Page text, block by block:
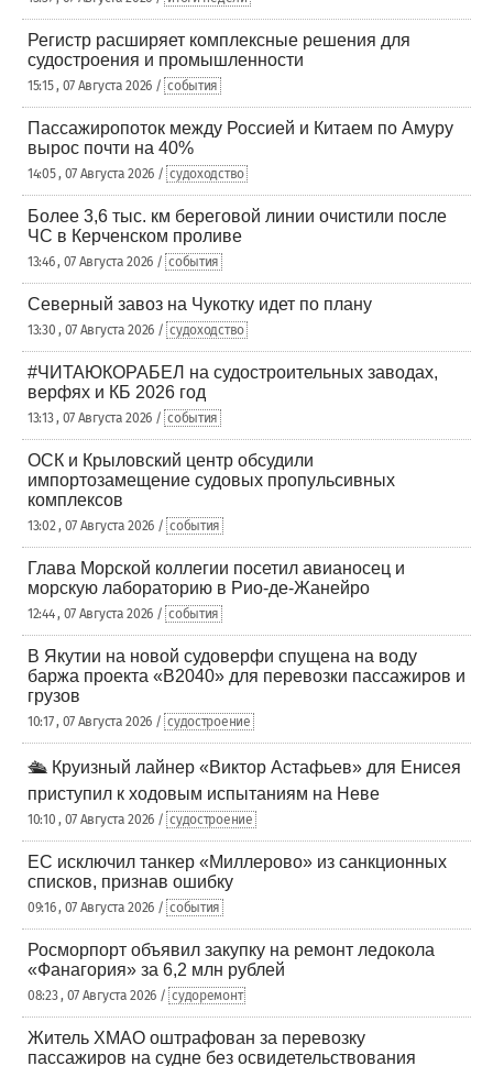
Регистр расширяет комплексные решения для
судостроения и промышленности
15:15 , 07 Августа 2026 / события
Пассажиропоток между Россией и Китаем по Амуру
вырос почти на 40%
14:05 , 07 Августа 2026 / судоходство
Более 3,6 тыс. км береговой линии очистили после
ЧС в Керченском проливе
13:46 , 07 Августа 2026 / события
Северный завоз на Чукотку идет по плану
13:30 , 07 Августа 2026 / судоходство
#ЧИТАЮКОРАБЕЛ на судостроительных заводах,
верфях и КБ 2026 год
13:13 , 07 Августа 2026 / события
ОСК и Крыловский центр обсудили
импортозамещение судовых пропульсивных
комплексов
13:02 , 07 Августа 2026 / события
Глава Морской коллегии посетил авианосец и
морскую лабораторию в Рио-де-Жанейро
12:44 , 07 Августа 2026 / события
В Якутии на новой судоверфи спущена на воду
баржа проекта «В2040» для перевозки пассажиров и
грузов
10:17 , 07 Августа 2026 / судостроение
🛳️ Круизный лайнер «Виктор Астафьев» для Енисея
приступил к ходовым испытаниям на Неве
10:10 , 07 Августа 2026 / судостроение
ЕС исключил танкер «Миллерово» из санкционных
списков, признав ошибку
09:16 , 07 Августа 2026 / события
Росморпорт объявил закупку на ремонт ледокола
«Фанагория» за 6,2 млн рублей
08:23 , 07 Августа 2026 / судоремонт
Житель ХМАО оштрафован за перевозку
пассажиров на судне без освидетельствования